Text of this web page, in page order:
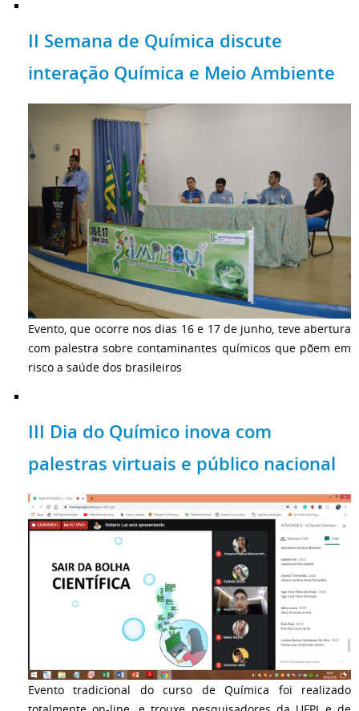
II Semana de Química discute
interação Química e Meio Ambiente
Evento, que ocorre nos dias 16 e 17 de junho, teve abertura
com palestra sobre contaminantes químicos que põem em
risco a saúde dos brasileiros
III Dia do Químico inova com
palestras virtuais e público nacional
Evento tradicional do curso de Química foi realizado